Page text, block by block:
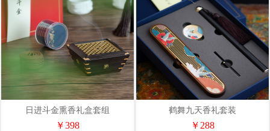
日进斗金熏香礼盒套组
￥398
鹤舞九天香礼套装
￥288